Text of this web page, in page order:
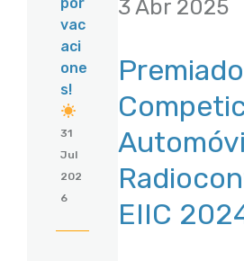
por
vac
aci
one
s!
31
Jul
202
6
3 Abr 2025
EIIC